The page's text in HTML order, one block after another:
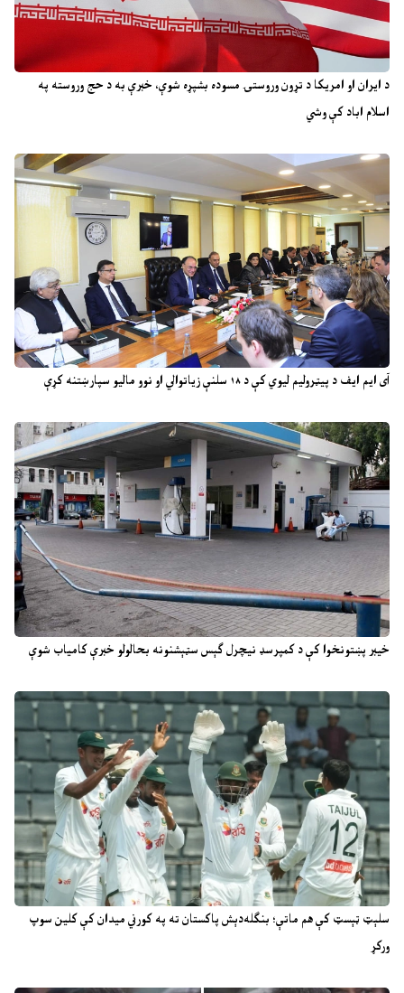
د ایران او امریکا د تړون وروستۍ مسوده بشپړه شوې، خبرې به د حج وروسته په
اسلام اباد کې وشي
آی ایم ایف د پیټرولیم لیوي کې د ۱۸ سلنې زیاتوالي او نوو مالیو سپارښتنه کړې
خیبر پښتونخوا کې د کمپرسډ نیچرل ګېس سټېشنونه بحالولو خبرې کامیاب شوې
سلېټ ټېسټ کې هم ماتې؛ بنګله‌دېش پاکستان ته په کورني میدان کې کلین سوپ
ورکړ